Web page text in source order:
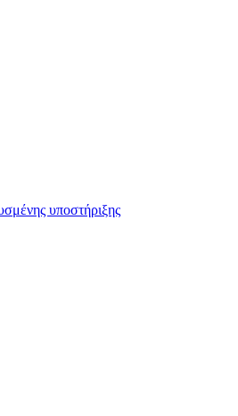
υποστήριξης